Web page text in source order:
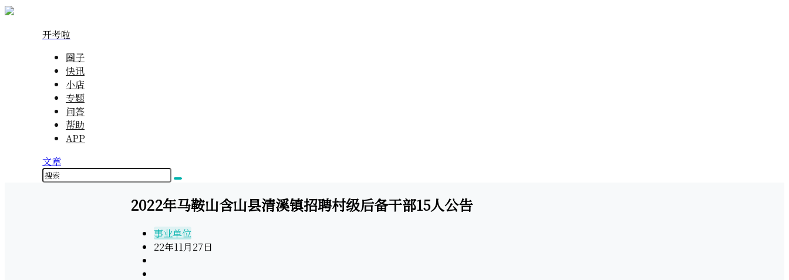
开考啦
圈子
快讯
小店
专题
问答
帮助
APP
文章
2022年马鞍山含山县清溪镇招聘村级后备干部15人公告
事业单位
22年11月27日